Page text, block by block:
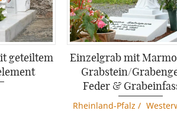
geteiltem
Einzelgrab mit
Grabstein/
Feder &
Rheinland-Pfalz /